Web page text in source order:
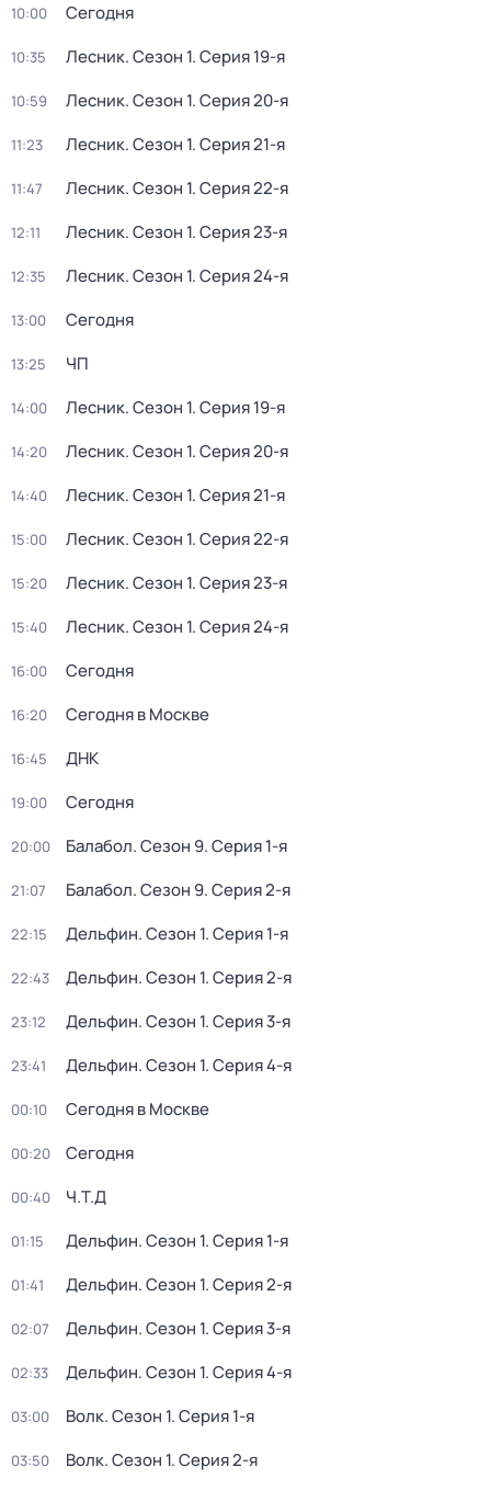
10:00 Сегодня
10:35 Лесник. Сезон 1. Серия 19-я
10:59 Лесник. Сезон 1. Серия 20-я
11:23 Лесник. Сезон 1. Серия 21-я
11:47 Лесник. Сезон 1. Серия 22-я
12:11 Лесник. Сезон 1. Серия 23-я
12:35 Лесник. Сезон 1. Серия 24-я
13:00 Сегодня
13:25 ЧП
14:00 Лесник. Сезон 1. Серия 19-я
14:20 Лесник. Сезон 1. Серия 20-я
14:40 Лесник. Сезон 1. Серия 21-я
15:00 Лесник. Сезон 1. Серия 22-я
15:20 Лесник. Сезон 1. Серия 23-я
15:40 Лесник. Сезон 1. Серия 24-я
16:00 Сегодня
16:20 Сегодня в Москве
16:45 ДНК
19:00 Сегодня
20:00 Балабол. Сезон 9. Серия 1-я
21:07 Балабол. Сезон 9. Серия 2-я
22:15 Дельфин. Сезон 1. Серия 1-я
22:43 Дельфин. Сезон 1. Серия 2-я
23:12 Дельфин. Сезон 1. Серия 3-я
23:41 Дельфин. Сезон 1. Серия 4-я
00:10 Сегодня в Москве
00:20 Сегодня
00:40 Ч.T.Д
01:15 Дельфин. Сезон 1. Серия 1-я
01:41 Дельфин. Сезон 1. Серия 2-я
02:07 Дельфин. Сезон 1. Серия 3-я
02:33 Дельфин. Сезон 1. Серия 4-я
03:00 Волк. Сезон 1. Серия 1-я
03:50 Волк. Сезон 1. Серия 2-я